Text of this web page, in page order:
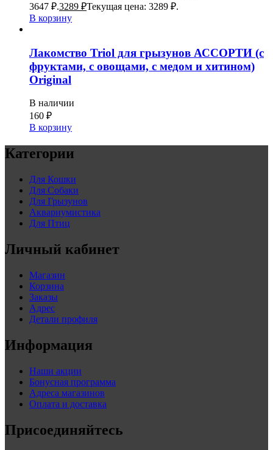
3647 ₽.3289 ₽Текущая цена: 3289 ₽.
В корзину
Лакомство Triol для грызунов АССОРТИ (с
фруктами, с овощами, с медом и хитином)
Original
В наличии
160 ₽
В корзину
Категории
Для Кошки
Для Собаки
Для Грызунов
Аквариумистика
Для Птиц
Личный кабинет
Магазин
Корзина
Заказы
Адрес
Детали профиля
Информация
Наши акции
Бонусная программа
Адреса магазинов
Оплата и доставка
Присоединяйтесь